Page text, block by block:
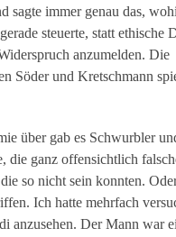
sagte immer genau das,
steuerte, statt ethische
anzumelden. Die
Söder und Kretschmann
über gab es Schwurbler
die ganz offensichtlich
so nicht sein konnten.
Ich hatte mehrfach
anzusehen. Der Mann war